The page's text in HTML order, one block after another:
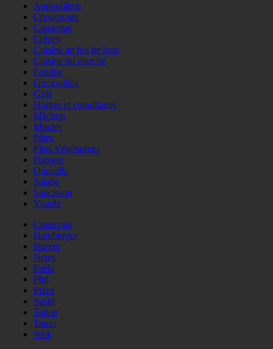
Andouillette
Choucroute
Couscous
Crêpes
Cuisine au feu de bois
Cuisine du marché
Fondue
Grenouilles
Grill
Huitres et coquillages
Mâchon
Moules
Pâtes
Plats Végétariens
Poisson
Quenelle
Salade
Saucisson
Viande
Couscous
Hamburger
Burger
Nems
Paëla
Phö
Pizza
Sushi
Tajine
Tapas
Wok